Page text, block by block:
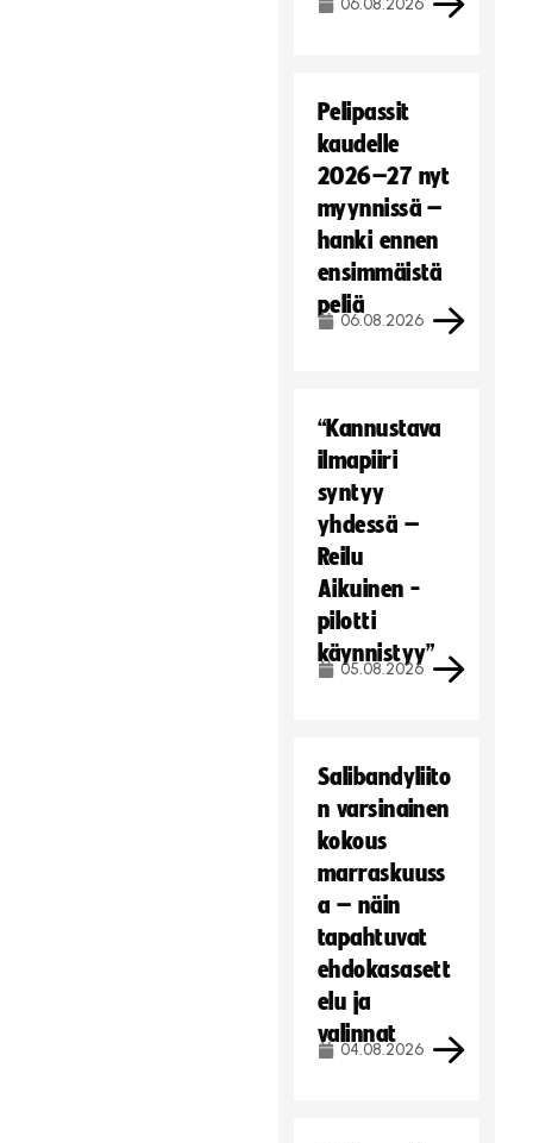
06.08.2026
Pelipassit
kaudelle
2026–27 nyt
myynnissä –
hanki ennen
ensimmäistä
peliä
06.08.2026
“Kannustava
ilmapiiri
syntyy
yhdessä –
Reilu
Aikuinen -
pilotti
käynnistyy”
05.08.2026
Salibandyliito
n varsinainen
kokous
marraskuuss
a – näin
tapahtuvat
ehdokasasett
elu ja
valinnat
04.08.2026